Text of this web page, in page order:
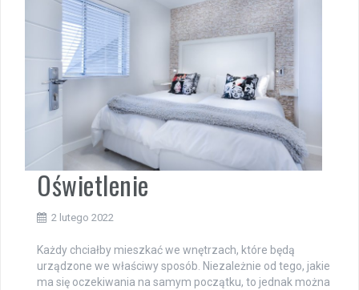
Oświetlenie
2 lutego 2022
Każdy chciałby mieszkać we wnętrzach, które będą
urządzone we właściwy sposób. Niezależnie od tego, jakie
ma się oczekiwania na samym początku, to jednak można